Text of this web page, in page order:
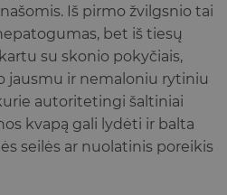
Iš pirmo žvilgsnio tai
bet iš tiesų
su skonio pokyčiais,
jausmu ir nemaloniu rytiniu
autoritetingi šaltiniai
kvapą gali lydėti ir balta
seilės ar nuolatinis poreikis